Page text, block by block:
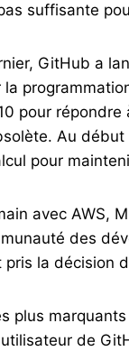
suffisante
GitHub a
la
pour répondre
Au
pour
avec AWS,
des
la décision
plus
de